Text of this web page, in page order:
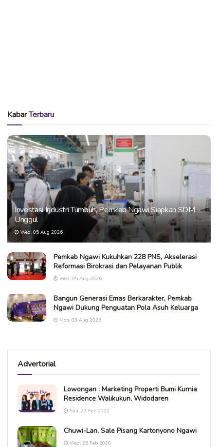
KabarTerbaru
Investasi Industri Tumbuh, Pemkab Ngawi Siapkan SDM
Unggul
Wed, 05 Aug 2026
Pemkab Ngawi Kukuhkan 228 PNS, Akselerasi
Reformasi Birokrasi dan Pelayanan Publik
Wed, 05 Aug 2026
Bangun Generasi Emas Berkarakter, Pemkab
Ngawi Dukung Penguatan Pola Asuh Keluarga
Mon, 03 Aug 2026
Advertorial
Lowongan : Marketing Properti Bumi Kurnia
Residence Walikukun, Widodaren
Sun, 27 Feb 2022
Chuwi-Lan, Sale Pisang Kartonyono Ngawi
Wed, 26 Feb 2020